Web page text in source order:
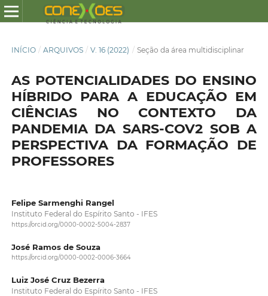
INÍCIO / ARQUIVOS / V. 16 (2022) / Seção da área multidisciplinar
AS POTENCIALIDADES DO ENSINO
HÍBRIDO PARA A EDUCAÇÃO EM
CIÊNCIAS NO CONTEXTO DA
PANDEMIA DA SARS-COV2 SOB A
PERSPECTIVA DA FORMAÇÃO DE
PROFESSORES
Felipe Sarmenghi Rangel
Instituto Federal do Espírito Santo - IFES
https://orcid.org/0000-0002-5004-2837
José Ramos de Souza
https://orcid.org/0000-0002-0006-3664
Luiz José Cruz Bezerra
Instituto Federal do Espírito Santo - IFES